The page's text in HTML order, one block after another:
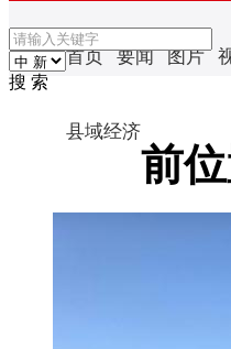
搜 索
首页 要闻 图片
县域经济
前